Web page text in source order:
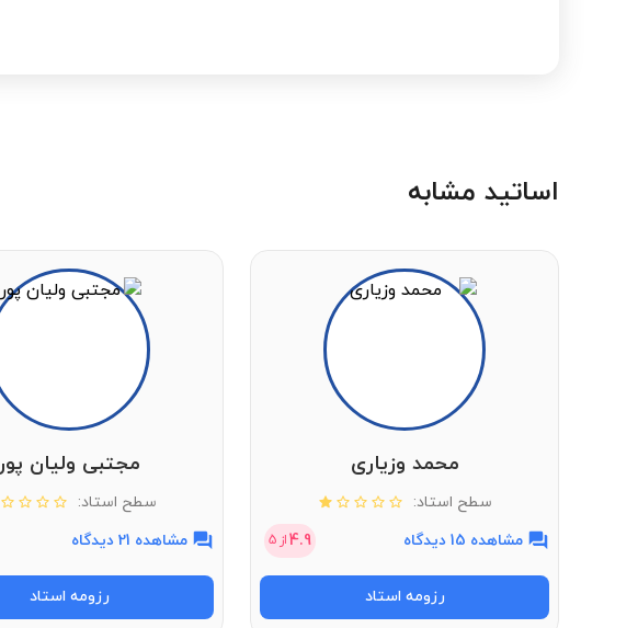
اساتید مشابه
محمد وزیاری
سطح استاد:
مشاهده 15 دیدگاه
4.9از 5
رزومه استاد
مجتبی ولیان پور
سطح استاد:
مشاهده 21 دیدگاه
رزومه استاد